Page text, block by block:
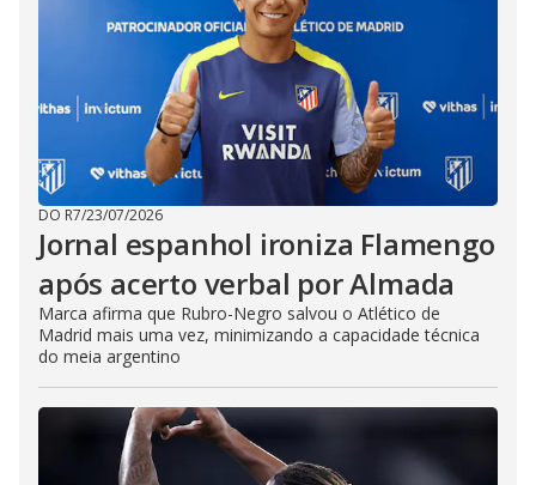
DO R7/23/07/2026
Jornal espanhol ironiza Flamengo
após acerto verbal por Almada
Marca afirma que Rubro-Negro salvou o Atlético de
Madrid mais uma vez, minimizando a capacidade técnica
do meia argentino